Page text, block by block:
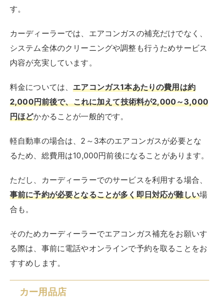
す。
カーディーラーでは、エアコンガスの補充だけでなく、
システム全体のクリーニングや調整も行うためサービス
内容が充実しています。
料金については、エアコンガス1本あたりの費用は約
2,000円前後で、これに加えて技術料が2,000～3,000
円ほどかかることが一般的です。
軽自動車の場合は、2～3本のエアコンガスが必要とな
るため、総費用は10,000円前後になることがあります。
ただし、カーディーラーでのサービスを利用する場合、
事前に予約が必要となることが多く即日対応が難しい場
合も。
そのためカーディーラーでエアコンガス補充をお願いす
る際は、事前に電話やオンラインで予約を取ることをお
すすめします。
カー用品店